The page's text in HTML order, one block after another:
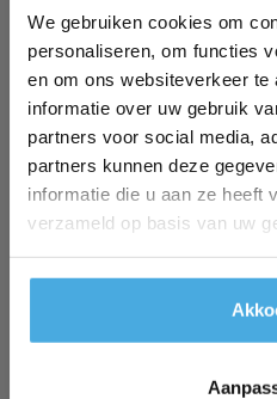
We gebruiken cookies om
personaliseren, om functies
en om ons websiteverkeer
informatie over uw gebruik
partners voor social media,
partners kunnen deze
informatie die u aan ze heeft
verzameld op basis van uw
gebruiken. Je kan de spuit
bepalen voor je toepassing.
zeer nauwkeurig, zonder
mobiel, niet-schadelijk en
lijm drukvat leeg is
en zet je deze over op het
doorgaan met werken. Het
verwerken als oud ijzer. Zet
van je drukvat en sla de
zit geen lijm meer in het